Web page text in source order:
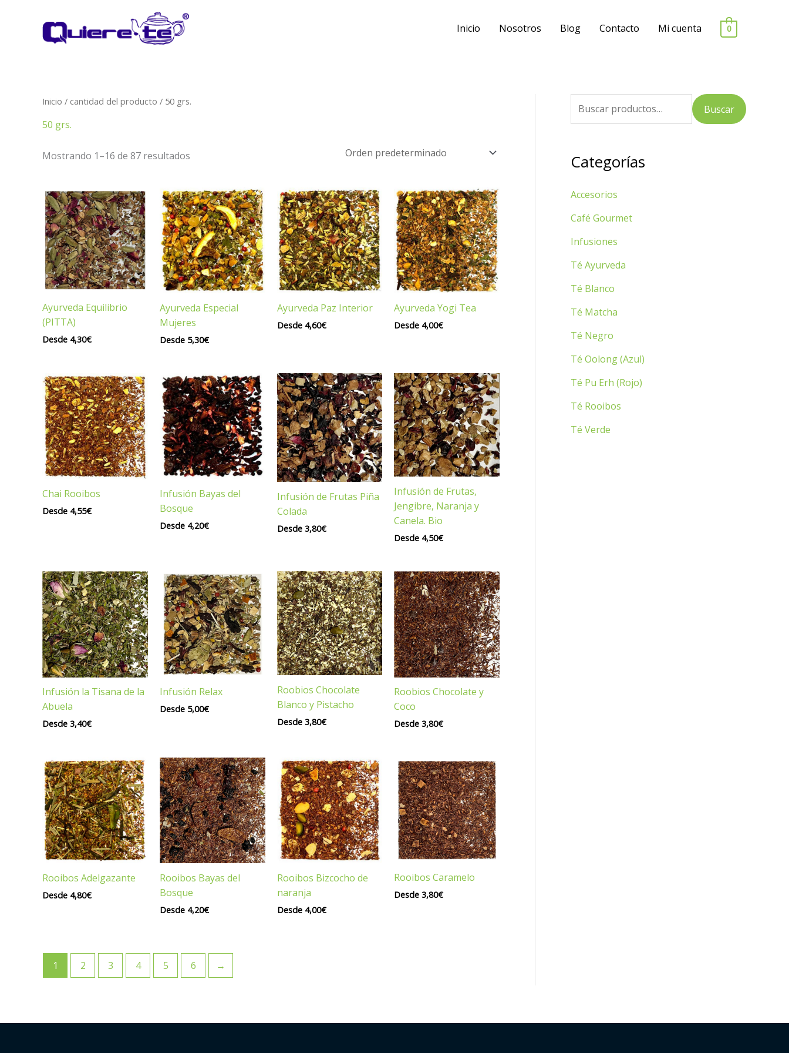
contenido
Inicio Nosotros Blog Contacto Mi cuenta 0
Inicio / cantidad del producto / 50 grs.
50 grs.
Mostrando 1–16 de 87 resultados
Ayurveda Equilibrio
(PITTA)
Desde 4,30€
Ayurveda Especial
Mujeres
Desde 5,30€
Ayurveda Paz Interior
Desde 4,60€
Ayurveda Yogi Tea
Desde 4,00€
Chai Rooibos
Desde 4,55€
Infusión Bayas del
Bosque
Desde 4,20€
Infusión de Frutas Piña
Colada
Desde 3,80€
Infusión de Frutas,
Jengibre, Naranja y
Canela. Bio
Desde 4,50€
Infusión la Tisana de la
Abuela
Desde 3,40€
Infusión Relax
Desde 5,00€
Roobios Chocolate
Blanco y Pistacho
Desde 3,80€
Roobios Chocolate y
Coco
Desde3,80€
Rooibos Adelgazante
Desde 4,80€
Rooibos Bayas del
Bosque
Desde 4,20€
Rooibos Bizcocho de
naranja
Desde 4,00€
Rooibos Caramelo
Desde3,80€
1 2 3 4 5 6 →
u
c
r
p
Buscar
Categorías
Accesorios
Café Gourmet
Infusiones
Té Ayurveda
Té Blanco
Té Matcha
Té Negro
Té Oolong (Azul)
Té Pu Erh (Rojo)
Té Rooibos
Té Verde